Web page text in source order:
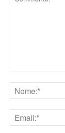
Nome
Email